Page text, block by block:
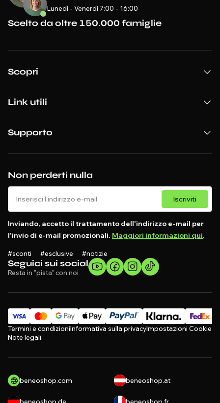
Seguici sui social
Resta in "pista" con noi
Non perderti nulla
Iscriviti
Inviando, accetto il trattamento dell'indirizzo e-mail per
l'invio di e-mail promozionali. Maggiori informazioni qui.
#sconti #esclusive #notizie
Lunedì - Venerdì 7:00 - 16:00
Scelto da oltre 150.000 famiglie
Scopri
Link utili
Supporto
Termini e condizioniInformativa sulla privacyImpostazioni Cookie
Note legali
beneoshop.com beneoshop.at